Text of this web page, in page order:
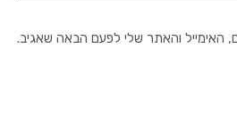
האימייל והאתר שלי לפעם הבאה שאגיב.